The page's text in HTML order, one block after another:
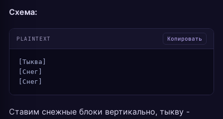
Схема:
PLAINTEXT Копировать
[Тыква]
[Снег]
[Снег]
Ставим снежные блоки вертикально, тыкву -